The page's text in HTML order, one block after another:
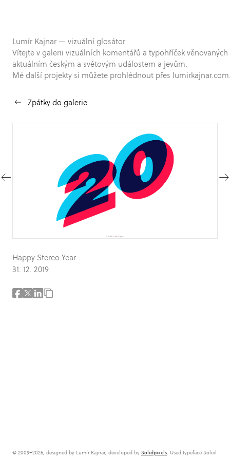
Lumír Kajnar — vizuální glosátor
Vítejte v galerii vizuálních komentářů a typohříček věnovaných
aktuálním českým a světovým událostem a jevům.
Mé další projekty si můžete prohlédnout přes
Zpátky do galerie
Happy Stereo Year
31. 12. 2019
© 2009–2026, designed by Lumír Kajnar, developed by Solidpixels. Used typeface Soleil